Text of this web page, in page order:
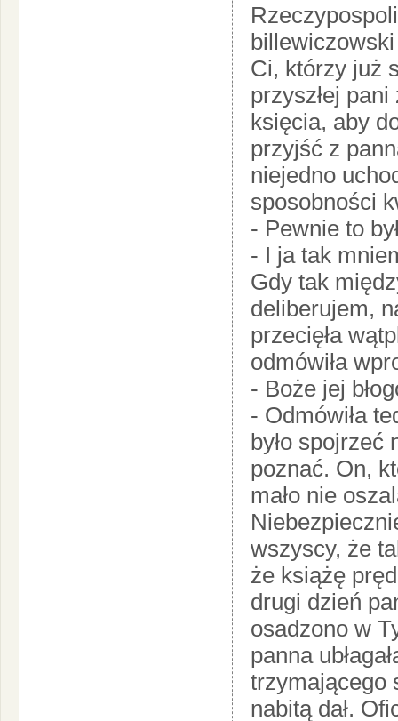
Ci, którzy już
przyszłej
księcia, aby
przyjść z
niejedno
sposobności
- Pewnie to
- I ja tak
Gdy tak
deliberujem,
przecięła
odmówiła
- Boże jej
- Odmówiła
było spojrzeć
poznać. On,
mało nie
wszyscy, że
że książę
drugi dzień
osadzono w
panna
trzymającego
nabitą dał.